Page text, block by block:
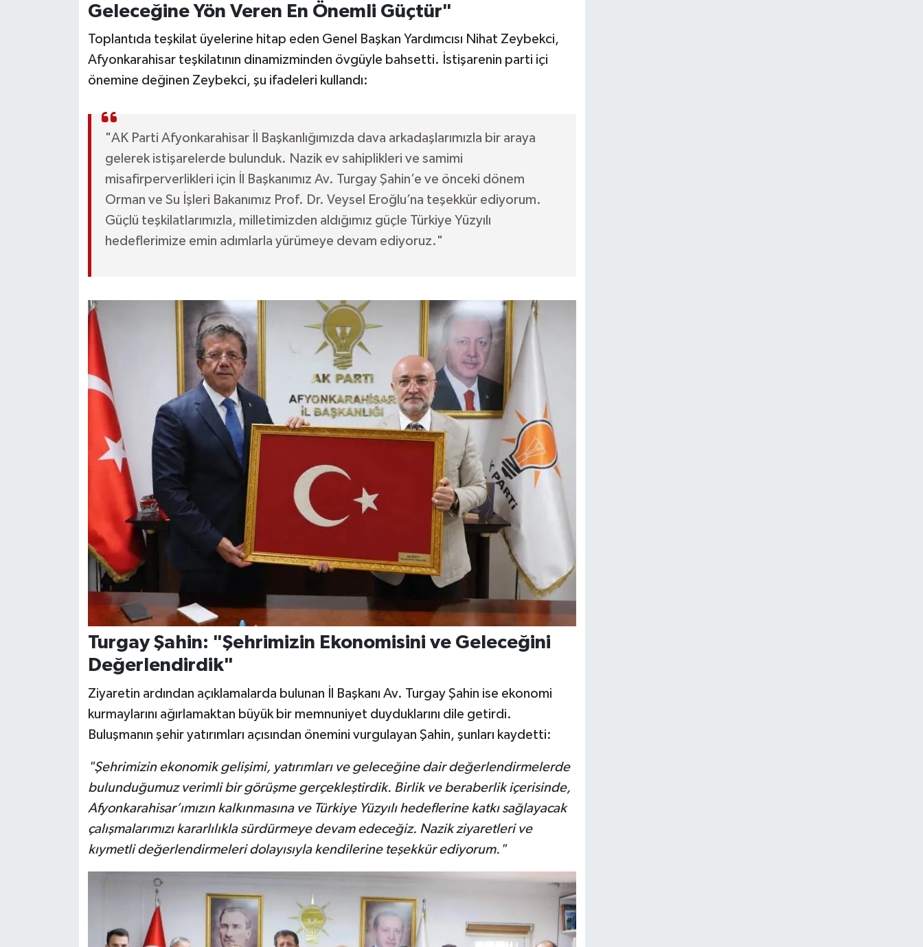
Geleceğine Yön Veren En Önemli Güçtür"
Toplantıda teşkilat üyelerine hitap eden Genel Başkan Yardımcısı Nihat Zeybekci,
Afyonkarahisar teşkilatının dinamizminden övgüyle bahsetti. İstişarenin parti içi
önemine değinen Zeybekci, şu ifadeleri kullandı:
"AK Parti Afyonkarahisar İl Başkanlığımızda dava arkadaşlarımızla bir araya
gelerek istişarelerde bulunduk. Nazik ev sahiplikleri ve samimi
misafirperverlikleri için İl Başkanımız Av. Turgay Şahin’e ve önceki dönem
Orman ve Su İşleri Bakanımız Prof. Dr. Veysel Eroğlu’na teşekkür ediyorum.
Güçlü teşkilatlarımızla, milletimizden aldığımız güçle Türkiye Yüzyılı
hedeflerimize emin adımlarla yürümeye devam ediyoruz."
Turgay Şahin: "Şehrimizin Ekonomisini ve Geleceğini
Değerlendirdik"
Ziyaretin ardından açıklamalarda bulunan İl Başkanı Av. Turgay Şahin ise ekonomi
kurmaylarını ağırlamaktan büyük bir memnuniyet duyduklarını dile getirdi.
Buluşmanın şehir yatırımları açısından önemini vurgulayan Şahin, şunları kaydetti:
"Şehrimizin ekonomik gelişimi, yatırımları ve geleceğine dair değerlendirmelerde
bulunduğumuz verimli bir görüşme gerçekleştirdik. Birlik ve beraberlik içerisinde,
Afyonkarahisar’ımızın kalkınmasına ve Türkiye Yüzyılı hedeflerine katkı sağlayacak
çalışmalarımızı kararlılıkla sürdürmeye devam edeceğiz. Nazik ziyaretleri ve
kıymetli değerlendirmeleri dolayısıyla kendilerine teşekkür ediyorum."